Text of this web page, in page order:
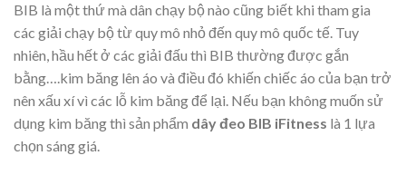
BIB là một thứ mà dân chạy bộ nào cũng biết khi tham gia
các giải chạy bộ từ quy mô nhỏ đến quy mô quốc tế. Tuy
nhiên, hầu hết ở các giải đấu thì BIB thường được gắn
bằng….kim băng lên áo và điều đó khiến chiếc áo của bạn trở
nên xấu xí vì các lỗ kim băng để lại. Nếu bạn không muốn sử
dụng kim băng thì sản phẩm dây đeo BIB iFitness là 1 lựa
chọn sáng giá.